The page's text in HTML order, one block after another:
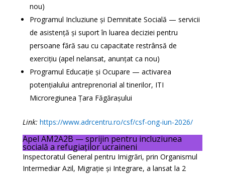
nou)
Programul Incluziune și Demnitate Socială — servicii
de asistență și suport în luarea deciziei pentru
persoane fără sau cu capacitate restrânsă de
exercițiu (apel nelansat, anunțat ca nou)
Programul Educație și Ocupare — activarea
potențialului antreprenorial al tinerilor, ITI
Microregiunea Țara Făgărașului
Link: https://www.adrcentru.ro/csf/csf-ong-iun-2026/
Apel AM2A2B — sprijin pentru incluziunea
socială a refugiaților ucraineni
Inspectoratul General pentru Imigrări, prin Organismul
Intermediar Azil, Migrație și Integrare, a lansat la 2